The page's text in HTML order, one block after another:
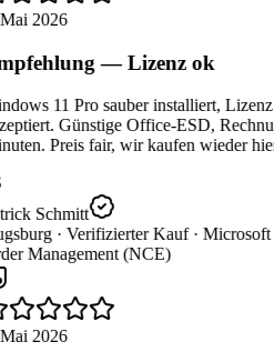
2026
— Lizenz ok
11 Pro sauber installiert,
Günstige Office-ESD,
Preis fair, wir kaufen wieder
Schmitt
· Verifizierter Kauf · Microsoft
Management (NCE)
2026